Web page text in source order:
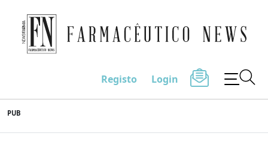
to
content
Farmacêutico News
Registo Login
PUB